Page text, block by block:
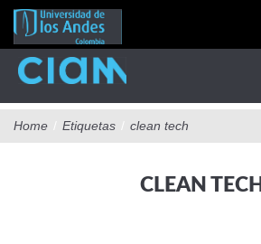
Pasar
contenido
principal
Home / Etiquetas / clean tech
CLEAN TECH